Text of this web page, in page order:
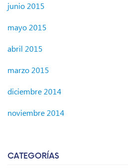
junio 2015
mayo 2015
abril 2015
marzo 2015
diciembre 2014
noviembre 2014
CATEGORÍAS